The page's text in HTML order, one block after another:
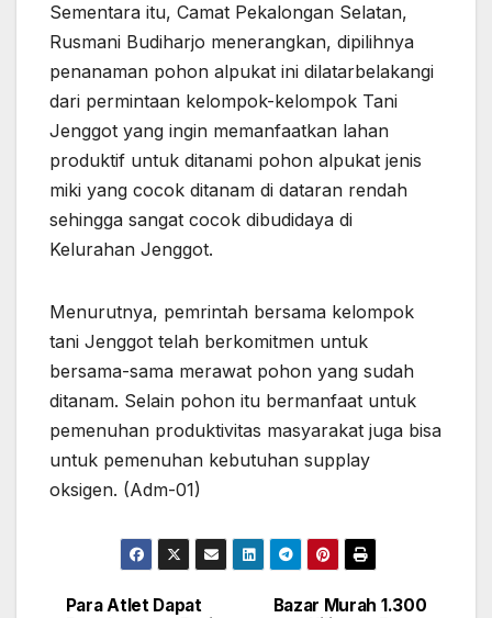
Sementara itu, Camat Pekalongan Selatan,
Rusmani Budiharjo menerangkan, dipilihnya
penanaman pohon alpukat ini dilatarbelakangi
dari permintaan kelompok-kelompok Tani
Jenggot yang ingin memanfaatkan lahan
produktif untuk ditanami pohon alpukat jenis
miki yang cocok ditanam di dataran rendah
sehingga sangat cocok dibudidaya di
Kelurahan Jenggot.
Menurutnya, pemrintah bersama kelompok
tani Jenggot telah berkomitmen untuk
bersama-sama merawat pohon yang sudah
ditanam. Selain pohon itu bermanfaat untuk
pemenuhan produktivitas masyarakat juga bisa
untuk pemenuhan kebutuhan supplay
oksigen. (Adm-01)
Bazar Murah 1.300
Para Atlet Dapat